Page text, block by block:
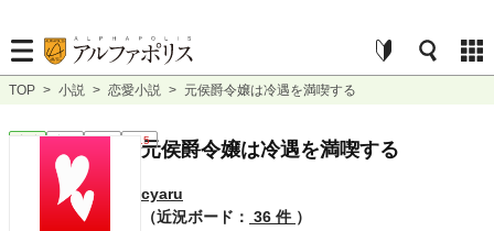
TOP > 小説 > 恋愛小説 > 元侯爵令嬢は冷遇を満喫する
完結 長編 R15元侯爵令嬢は冷遇を満喫する
cyaru
（近況ボード： 36 件 ）